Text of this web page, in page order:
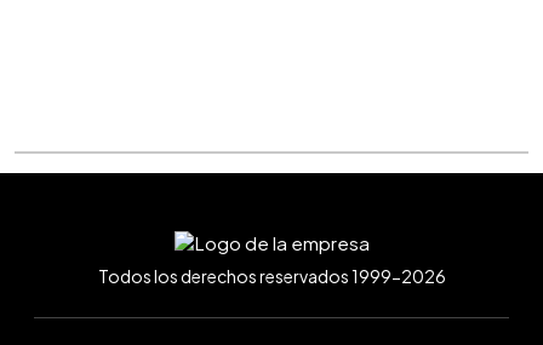
Todos los derechos reservados 1999-2026